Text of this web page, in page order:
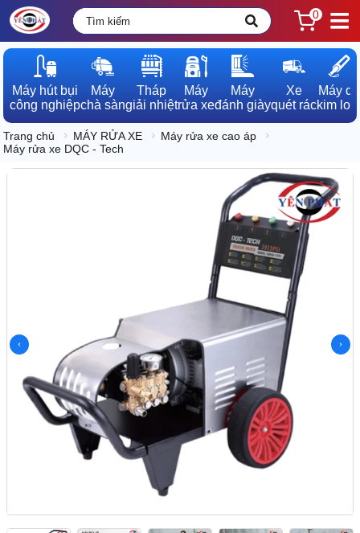
0
Máy hút bụi
công nghiệp
Máy
chà sàn
Tháp
giải nhiệt
Máy
rửa xe
Máy
đánh giày
Xe
quét rác
Máy dò
kim loại
Trang chủ MÁY RỬA XE
Máy rửa xe cao áp
Máy rửa xe DQC - Tech